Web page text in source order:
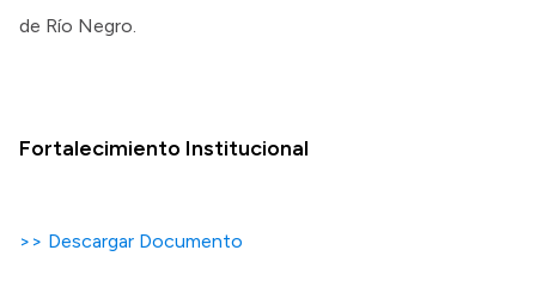
de Río Negro.
Fortalecimiento Institucional
>> Descargar Documento